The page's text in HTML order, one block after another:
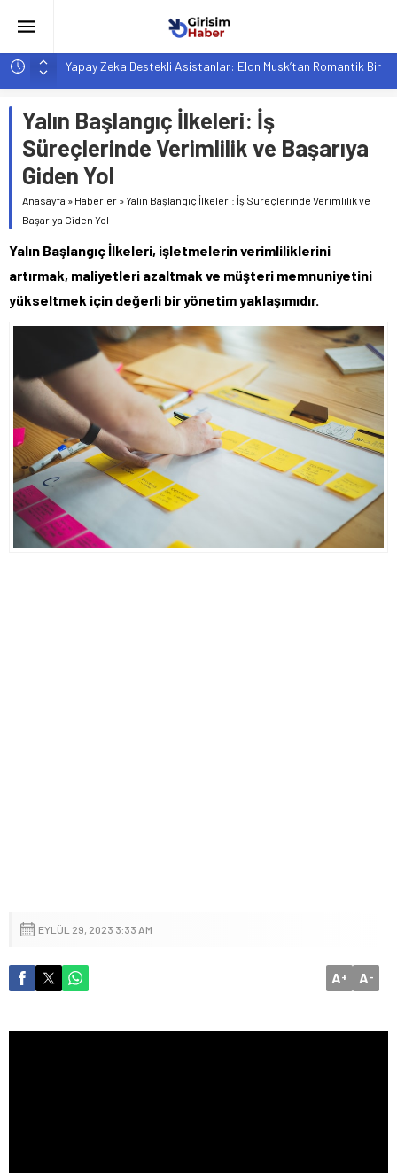
Yapay Zeka Destekli Asistanlar: Elon Musk’tan Romantik Bir
Girişimcilik ve Yaşam Tarzı: Şehir Değişiminin Nedenleri ve
Etkileri
YZ ile Tüketici Girişimciliği: Yeni Sosyal Bağlantılar
Girişimciler İçin MYK Belgeli Personel İstihdamı Neden Artık
Bir Tercih Değil, Zorunluluk?
Hindistan’da Mahsur Kalan F-35B: Jeopolitik Sonuçları
Yalın Başlangıç İlkeleri: İş
Süreçlerinde Verimlilik ve Başarıya
Giden Yol
Anasayfa » Haberler »Yalın Başlangıç İlkeleri: İş Süreçlerinde Verimlilik ve
Başarıya Giden Yol
Yalın Başlangıç İlkeleri, işletmelerin verimliliklerini
artırmak, maliyetleri azaltmak ve müşteri memnuniyetini
yükseltmek için değerli bir yönetim yaklaşımıdır.
EYLÜL 29, 2023 3:33 AM
A+ A-